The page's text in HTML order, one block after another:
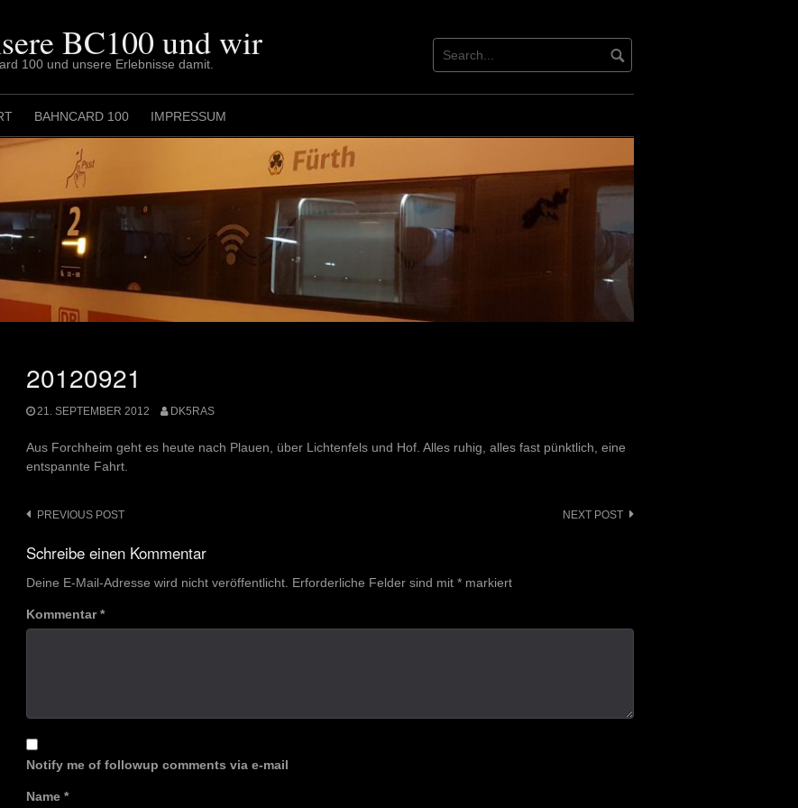
BC100 und wir
100 und unsere Erlebnisse damit.
BAHNCARD 100 IMPRESSUM
20120921
21. SEPTEMBER 2012 DK5RAS
Aus Forchheim geht es heute nach Plauen, über Lichtenfels und Hof. Alles ruhig, alles fast pünktlich, eine
entspannte Fahrt.
Post
navigation
PREVIOUS POST NEXT POST
Schreibe einen Kommentar
Deine E-Mail-Adresse wird nicht veröffentlicht. Erforderliche Felder sind mit * markiert
Kommentar*
Notify me of followup comments via e-mail
Name *